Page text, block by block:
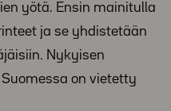
yötä. Ensin mainitulla
ja se yhdistetään
Nykyisen
on vietetty